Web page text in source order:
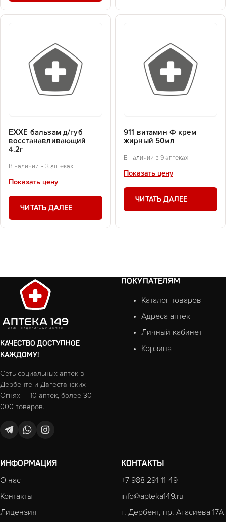
EXXE бальзам д/губ
восстанавливающий
4.2г
В наличии в 3 аптеках
Показать цену
ЧИТАТЬ ДАЛЕЕ
911 витамин Ф крем
жирный 50мл
В наличии в 9 аптеках
Показать цену
ЧИТАТЬ ДАЛЕЕ
КАЧЕСТВО ДОСТУПНОЕ
КАЖДОМУ!
Сеть социальных аптек в
Дербенте и Дагестанских
Огнях — 10 аптек, более 30
000 товаров.
ПОКУПАТЕЛЯМ
Каталог товаров
Адреса аптек
Личный кабинет
Корзина
ИНФОРМАЦИЯ
О нас
Контакты
Лицензия
КОНТАКТЫ
+7 988 291-11-49
info@apteka149.ru
г. Дербент, пр. Агасиева 17А